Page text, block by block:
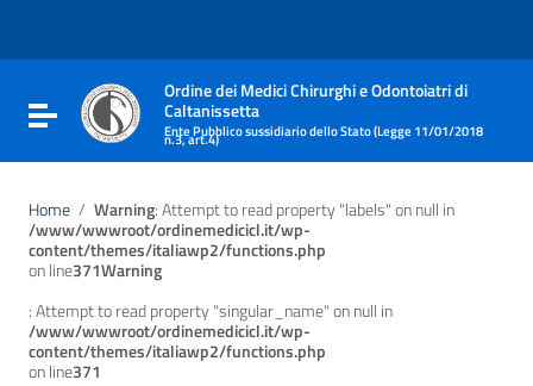
Vai al footer
Attiva / disattiva la navigazione
Ordine dei Medici Chirurghi e Odontoiatri di
Caltanissetta
Ente Pubblico sussidiario dello Stato (Legge 11/01/2018
n.3, art.4)
Home / Warning: Attempt to read property "labels" on null in
/www/wwwroot/ordinemedicicl.it/wp-
content/themes/italiawp2/functions.php
on line371Warning
: Attempt to read property "singular_name" on null in
/www/wwwroot/ordinemedicicl.it/wp-
content/themes/italiawp2/functions.php
on line371